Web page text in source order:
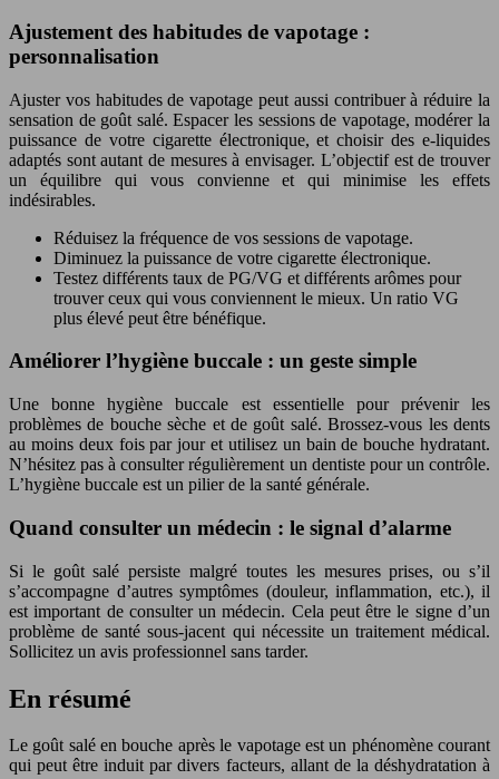
Ajustement des habitudes de vapotage :
personnalisation
Ajuster vos habitudes de vapotage peut aussi contribuer à réduire la
sensation de goût salé. Espacer les sessions de vapotage, modérer la
puissance de votre cigarette électronique, et choisir des e-liquides
adaptés sont autant de mesures à envisager. L’objectif est de trouver
un équilibre qui vous convienne et qui minimise les effets
indésirables.
Réduisez la fréquence de vos sessions de vapotage.
Diminuez la puissance de votre cigarette électronique.
Testez différents taux de PG/VG et différents arômes pour
trouver ceux qui vous conviennent le mieux. Un ratio VG
plus élevé peut être bénéfique.
Améliorer l’hygiène buccale : un geste simple
Une bonne hygiène buccale est essentielle pour prévenir les
problèmes de bouche sèche et de goût salé. Brossez-vous les dents
au moins deux fois par jour et utilisez un bain de bouche hydratant.
N’hésitez pas à consulter régulièrement un dentiste pour un contrôle.
L’hygiène buccale est un pilier de la santé générale.
Quand consulter un médecin : le signal d’alarme
Si le goût salé persiste malgré toutes les mesures prises, ou s’il
s’accompagne d’autres symptômes (douleur, inflammation, etc.), il
est important de consulter un médecin. Cela peut être le signe d’un
problème de santé sous-jacent qui nécessite un traitement médical.
Sollicitez un avis professionnel sans tarder.
En résumé
Le goût salé en bouche après le vapotage est un phénomène courant
qui peut être induit par divers facteurs, allant de la déshydratation à